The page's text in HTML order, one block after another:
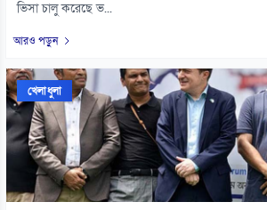
ভিসা চালু করেছে ভ...
আরও পড়ুন
খেলাধুলা